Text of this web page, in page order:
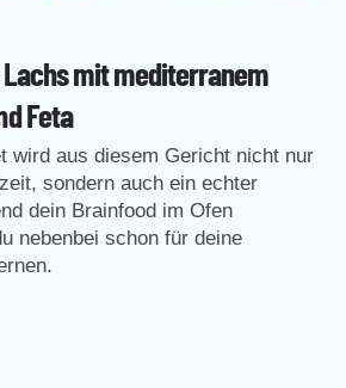
mit mediterranem
Feta
wird aus diesem Gericht nicht nur
sondern auch ein echter
dein Brainfood im Ofen
nebenbei schon für deine